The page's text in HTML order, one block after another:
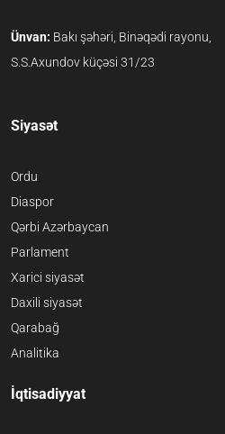
Ünvan: Bakı şəhəri, Binəqədi rayonu,
S.S.Axundov küçəsi 31/23
Siyasət
Ordu
Diaspor
Qərbi Azərbaycan
Parlament
Xarici siyasət
Daxili siyasət
Qarabağ
Analitika
İqtisadiyyat